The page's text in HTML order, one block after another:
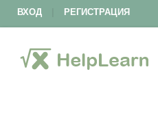
ВХОД РЕГИСТРАЦИЯ